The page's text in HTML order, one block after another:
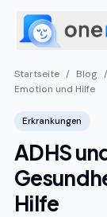
Startseite / Blog /
Emotion und Hilfe
Erkrankungen
ADHS
Hilfe